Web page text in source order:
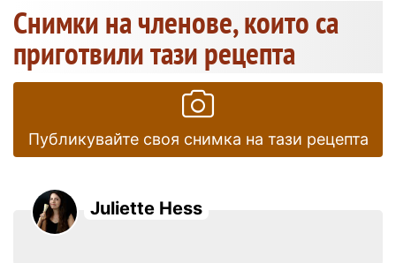
Снимки на членове, които са
приготвили тази рецепта
Публикувайте своя снимка на тази рецепта
Juliette Hess